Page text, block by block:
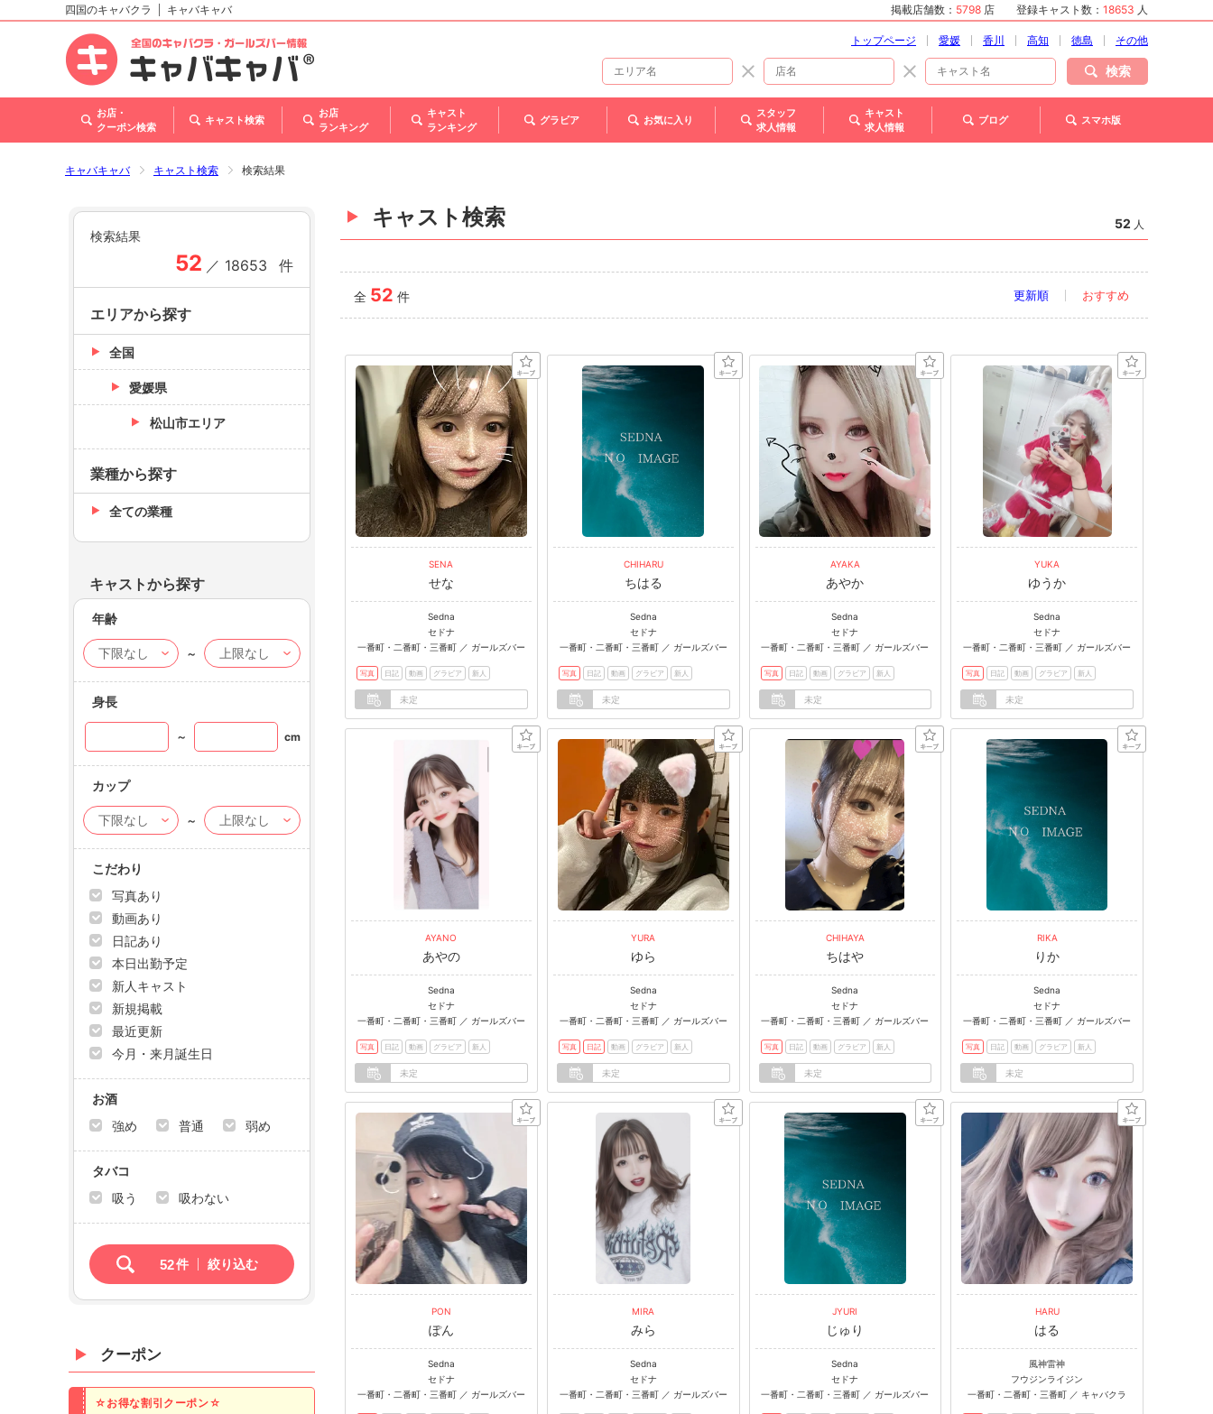
北海道
東北
甲信越・北陸
関西
四国のキャバクラ キャバキャバ 掲載店舗数： 5798 店 登録キャスト数： 18653 人
トップページ 愛媛 香川 高知 徳島 その他
検索
お店・
クーポン検索
キャスト検索
お店
ランキング
キャスト
ランキング
グラビア お気に入り
スタッフ
求人情報
キャスト
求人情報
ブログ スマホ版
キャバキャバ キャスト検索 検索結果
キャスト検索 52 人
全 52 件 更新順 おすすめ
SENA
せな
Sedna
セドナ
一番町・二番町・三番町 ／ ガールズバー
写真 日記 動画 グラビア 新人
未定
CHIHARU
ちはる
Sedna
セドナ
一番町・二番町・三番町 ／ ガールズバー
写真 日記 動画 グラビア 新人
未定
AYAKA
あやか
Sedna
セドナ
一番町・二番町・三番町 ／ ガールズバー
写真 日記 動画 グラビア 新人
未定
YUKA
ゆうか
Sedna
セドナ
一番町・二番町・三番町 ／ ガールズバー
写真 日記 動画 グラビア 新人
未定
AYANO
あやの
Sedna
セドナ
一番町・二番町・三番町 ／ ガールズバー
写真 日記 動画 グラビア 新人
未定
YURA
ゆら
Sedna
セドナ
一番町・二番町・三番町 ／ ガールズバー
写真 日記 動画 グラビア 新人
未定
CHIHAYA
ちはや
Sedna
セドナ
一番町・二番町・三番町 ／ ガールズバー
写真 日記 動画 グラビア 新人
未定
RIKA
りか
Sedna
セドナ
一番町・二番町・三番町 ／ ガールズバー
写真 日記 動画 グラビア 新人
未定
PON
ぽん
Sedna
セドナ
一番町・二番町・三番町 ／ ガールズバー
MIRA
みら
Sedna
セドナ
一番町・二番町・三番町 ／ ガールズバー
JYURI
じゅり
Sedna
セドナ
一番町・二番町・三番町 ／ ガールズバー
HARU
はる
風神雷神
フウジンライジン
一番町・二番町・三番町 ／ キャバクラ
検索結果
52 ／ 18653 件
エリアから探す
全国
愛媛県
松山市エリア
業種から探す
全ての業種
キャストから探す
年齢
～
身長
～ cm
カップ
～
こだわり
写真あり
動画あり
日記あり
本日出勤予定
新人キャスト
新規掲載
最近更新
今月・来月誕生日
お酒
強め
普通 弱め
タバコ
吸う
吸わない
52件 絞り込む
クーポン
☆お得な割引クーポン☆